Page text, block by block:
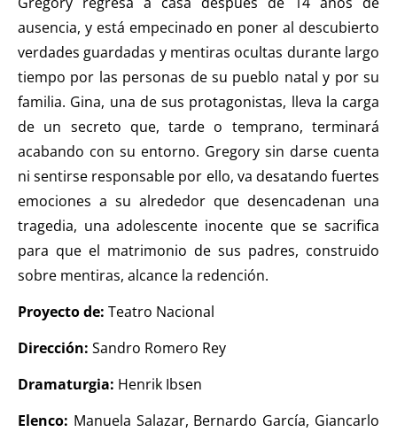
ausencia, y está empecinado en poner al descubierto
verdades guardadas y mentiras ocultas durante largo
tiempo por las personas de su pueblo natal y por su
familia. Gina, una de sus protagonistas, lleva la carga
de un secreto que, tarde o temprano, terminará
acabando con su entorno. Gregory sin darse cuenta
ni sentirse responsable por ello, va desatando fuertes
emociones a su alrededor que desencadenan una
tragedia, una adolescente inocente que se sacrifica
para que el matrimonio de sus padres, construido
sobre mentiras, alcance la redención.
Proyecto de: Teatro Nacional
Dirección: Sandro Romero Rey
Dramaturgia: Henrik Ibsen
Elenco: Manuela Salazar, Bernardo García, Giancarlo